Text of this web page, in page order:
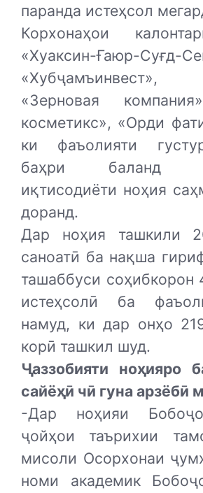
паранда истеҳсол
Корхонаҳои
«Хуаксин-Ғаюр-Суғд-
«Хубҷамъинвест»,
«Зерновая
косметикс», «Орди
ки фаъолияти
баҳри баланд
иқтисодиёти ноҳия
доранд.
Дар ноҳия ташкили
саноатӣ ба нақша
ташаббуси соҳибкорон
истеҳсолӣ ба
намуд, ки дар онҳо
корӣ ташкил шуд.
Ҷаззобияти ноҳияро
сайёҳӣ чӣ гуна арзёбӣ
-Дар ноҳияи
ҷойҳои таърихии
мисоли Осорхонаи
номи академик